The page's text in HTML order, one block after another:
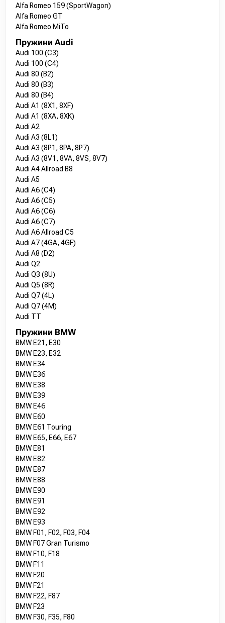
Alfa Romeo 159 (SportWagon)
Alfa Romeo GT
Alfa Romeo MiTo
Пружини Audi
Audi 100 (C3)
Audi 100 (C4)
Audi 80 (B2)
Audi 80 (B3)
Audi 80 (B4)
Audi A1 (8X1, 8XF)
Audi A1 (8XA, 8XK)
Audi A2
Audi A3 (8L1)
Audi A3 (8P1, 8PA, 8P7)
Audi A3 (8V1, 8VA, 8VS, 8V7)
Audi A4 Allroad B8
Audi A5
Audi A6 (C4)
Audi A6 (C5)
Audi A6 (C6)
Audi A6 (C7)
Audi A6 Allroad C5
Audi A7 (4GA, 4GF)
Audi A8 (D2)
Audi Q2
Audi Q3 (8U)
Audi Q5 (8R)
Audi Q7 (4L)
Audi Q7 (4M)
Audi TT
Пружини BMW
BMW E21, E30
BMW E23, E32
BMW E34
BMW E36
BMW E38
BMW E39
BMW E46
BMW E60
BMW E61 Touring
BMW E65, E66, E67
BMW E81
BMW E82
BMW E87
BMW E88
BMW E90
BMW E91
BMW E92
BMW E93
BMW F01, F02, F03, F04
BMW F07 Gran Turismo
BMW F10, F18
BMW F11
BMW F20
BMW F21
BMW F22, F87
BMW F23
BMW F30, F35, F80